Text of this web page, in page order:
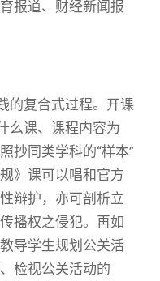
报道、财经新闻报
的复合式过程。开课
么课、课程内容为
抄同类学科的“样本”
》课可以唱和官方
辩护，亦可剖析立
播权之侵犯。再如
导学生规划公关活
检视公关活动的